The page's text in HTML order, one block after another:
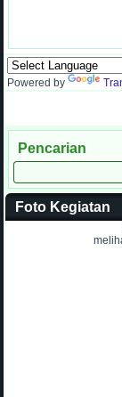
Powered by
Pencarian
Foto Kegiatan